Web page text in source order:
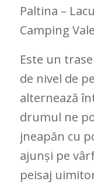
Paltina –
Camping
Este un
de nivel de
alternează
drumul ne
jneapăn cu
ajunși pe
peisaj